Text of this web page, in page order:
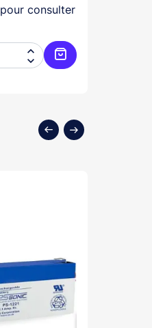
pour consulter


Ajouter au panier